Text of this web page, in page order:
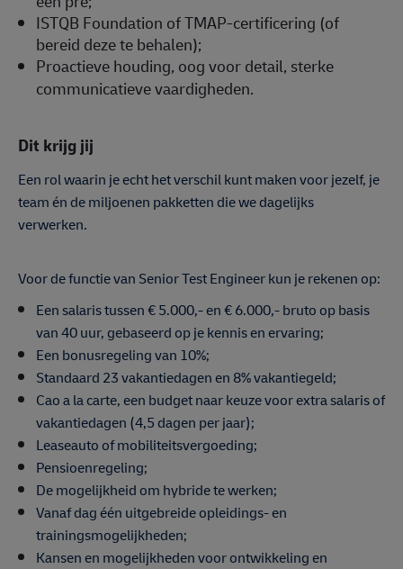
ISTQB Foundation of TMAP-certificering (of
bereid deze te behalen);
Proactieve houding, oog voor detail, sterke
communicatieve vaardigheden.
Dit krijg jij
Een rol waarin je echt het verschil kunt maken voor jezelf, je
team én de miljoenen pakketten die we dagelijks
verwerken.
Voor de functie van Senior Test Engineer kun je rekenen op:
Een salaris tussen € 5.000,- en € 6.000,- bruto op basis
van 40 uur, gebaseerd op je kennis en ervaring;
Een bonusregeling van 10%;
Standaard 23 vakantiedagen en 8% vakantiegeld;
Cao a la carte, een budget naar keuze voor extra salaris of
vakantiedagen (4,5 dagen per jaar);
Leaseauto of mobiliteitsvergoeding;
Pensioenregeling;
De mogelijkheid om hybride te werken;
Vanaf dag één uitgebreide opleidings- en
trainingsmogelijkheden;
Kansen en mogelijkheden voor ontwikkeling en